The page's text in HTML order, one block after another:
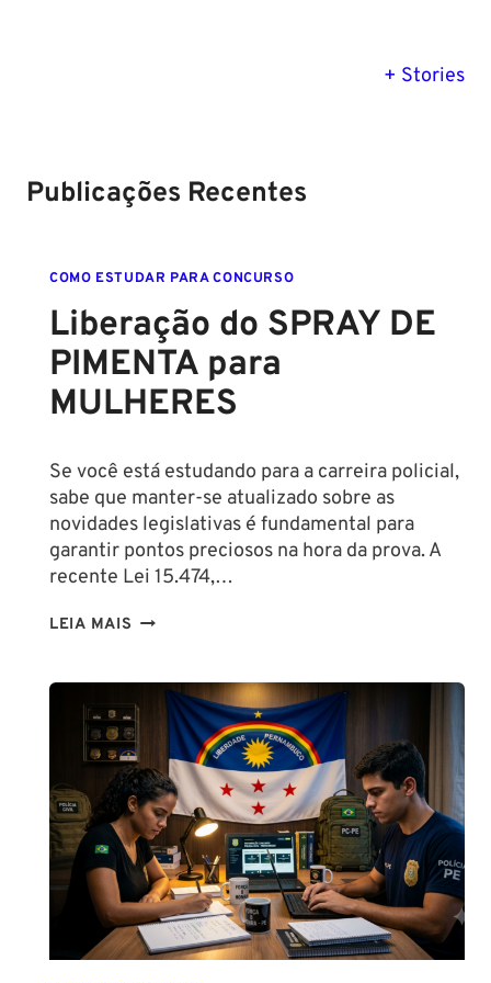
+ Stories
MG:
Publicações Recentes
COMO ESTUDAR PARA CONCURSO
Liberação do SPRAY DE
PIMENTA para
MULHERES
Se você está estudando para a carreira policial,
sabe que manter-se atualizado sobre as
novidades legislativas é fundamental para
garantir pontos preciosos na hora da prova. A
recente Lei 15.474,…
LEIA MAIS LIBERAÇÃO
DE
PIMENTA
PARA
MULHERES